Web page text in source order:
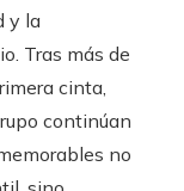
y la
Tras más de
cinta,
continúan
no